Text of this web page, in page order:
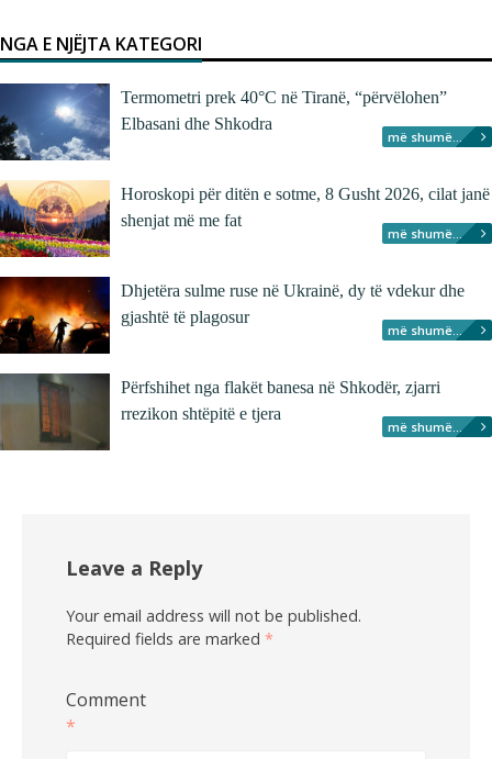
NGA E NJËJTA KATEGORI
Termometri prek 40°C në Tiranë, “përvëlohen”
Elbasani dhe Shkodra
më shumë...
Horoskopi për ditën e sotme, 8 Gusht 2026, cilat janë
shenjat më me fat
më shumë...
Dhjetëra sulme ruse në Ukrainë, dy të vdekur dhe
gjashtë të plagosur
më shumë...
Përfshihet nga flakët banesa në Shkodër, zjarri
rrezikon shtëpitë e tjera
më shumë...
Leave a Reply
Your email address will not be published.
Required fields are marked *
Comment
*